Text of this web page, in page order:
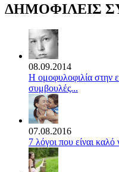
ΔΗΜΟΦΙΛΕΙΣ
08.09.2014
Η ομοφυλοφιλία στην
συμβουλές...
07.08.2016
7 λόγοι που είναι